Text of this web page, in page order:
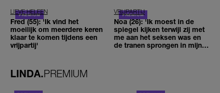
LIEVE HELEEN
Fred (55): 'Ik vind het
moeilijk om meerdere keren
klaar te komen tijdens een
vrijpartij'
VRIJPARTIJ
Noa (26): 'Ik moest in de
spiegel kijken terwijl zij met
me aan het seksen was en
de tranen sprongen in mijn
LINDA.PREMIUM